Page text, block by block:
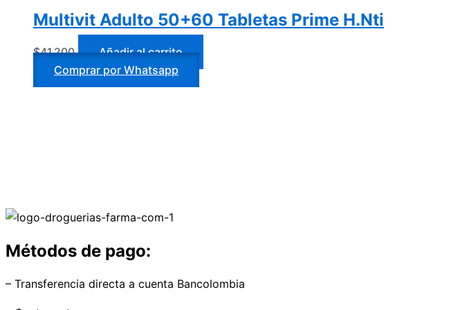
Multivit Adulto 50+60 Tabletas Prime H.Nti
$41.200
Añadir al carrito
Comprar por Whatsapp
Métodos de pago:
– Transferencia directa a cuenta Bancolombia